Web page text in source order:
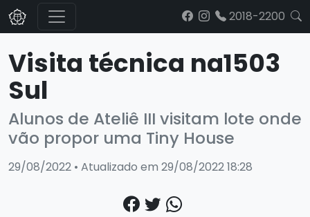
2018-2200
Visita técnica na1503
Sul
Alunos de Ateliê III visitam lote onde
vão propor uma Tiny House
29/08/2022 • Atualizado em 29/08/2022 18:28